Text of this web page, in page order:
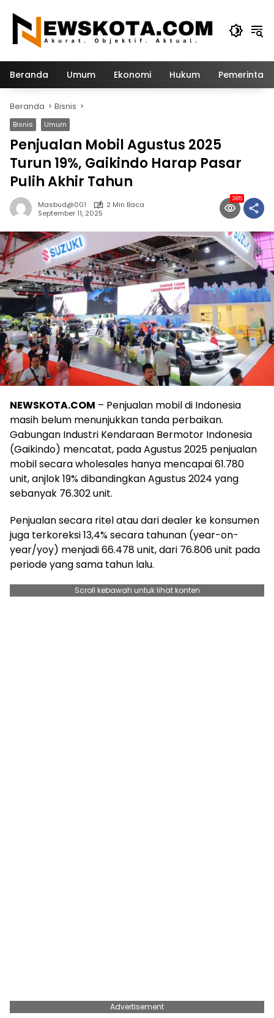
konten
Beranda Umum Ekonomi Hukum
Beranda Bisnis
Bisnis Umum
Penjualan Mobil Agustus 2025
Turun 19%, Gaikindo Harap Pasar
Pulih Akhir Tahun
Masbud@001
2 Min Baca
September 11, 2025
385
NEWSKOTA.COM – Penjualan mobil di Indonesia
masih belum menunjukkan tanda perbaikan.
Gabungan Industri Kendaraan Bermotor Indonesia
(Gaikindo) mencatat, pada Agustus 2025 penjualan
mobil secara wholesales hanya mencapai 61.780
unit, anjlok 19% dibandingkan Agustus 2024 yang
sebanyak 76.302 unit.
Penjualan secara ritel atau dari dealer ke konsumen
juga terkoreksi 13,4% secara tahunan (year-on-
year/yoy) menjadi 66.478 unit, dari 76.806 unit pada
periode yang sama tahun lalu.
Scroll kebawah untuk lihat konten
Advertisement